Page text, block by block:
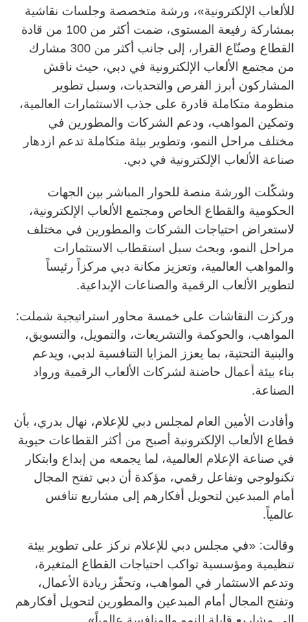
للألعاب الإلكترونية»، ورشة متخصصة وجلسات نقاشية
بمشاركة رفيعة المستوى، ضمت أكثر من 100 من قادة
القطاع وصنّاع القرار، إلى جانب أكثر من 300 مشارك
من مجتمع الألعاب الإلكترونية في دبي، حيث ناقش
المشاركون أبرز الفرص والتحديات، وسبل تطوير
منظومة متكاملة قادرة على جذب الاستثمارات العالمية،
وتمكين المواهب، ودعم الشركات والمطورين في
مختلف مراحل النمو، وتطوير بيئة متكاملة تدعم ازدهار
صناعة الألعاب الإلكترونية في دبي.
وشكّلت الورشة منصة للحوار المباشر بين الجهات
الحكومية والقطاع الخاص ومجتمع الألعاب الإلكترونية،
لاستعراض احتياجات الشركات والمطورين في مختلف
مراحل النمو، وبحث سبل استقطاب الاستثمارات
والمواهب العالمية، وتعزيز مكانة دبي مركزاً رئيساً
لتطوير الألعاب الرقمية والصناعات الإبداعية.
وركزت النقاشات على خمسة محاور استراتيجية شملت:
المواهب، والحوكمة والتشريعات، والتمويل، والتسويق،
والبنية التحتية، بما يعزز المزايا التنافسية لدبي، ويدعم
بناء بيئة أعمال حاضنة لشركات الألعاب الرقمية ورواد
الصناعة.
وأفادت الأمين العام لمجلس دبي للإعلام، نهال بدري، بأن
قطاع الألعاب الإلكترونية أصبح من أكثر القطاعات حيوية
في صناعة الإعلام العالمية، لما يجمعه من إبداع وابتكار
تكنولوجي وتفاعل رقمي، مؤكدة أن دبي تفتح المجال
أمام المبدعين لتحويل أفكارهم إلى مشاريع تنافس
عالمياً.
وقالت: «في مجلس دبي للإعلام نركز على تطوير بيئة
تنظيمية ومؤسسية تواكب احتياجات القطاع المتغيرة،
وتدعم الاستثمار في المواهب، وتحفّز ريادة الأعمال،
وتفتح المجال أمام المبدعين والمطورين لتحويل أفكارهم